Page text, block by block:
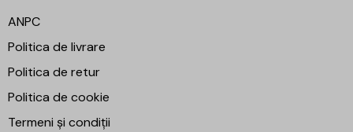
ANPC
Politica de livrare
Politica de retur
Politica de cookie
Termeni și condiții